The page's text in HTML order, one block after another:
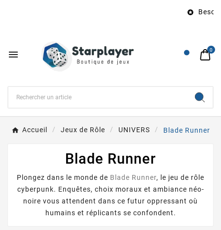
 Besoin
 0
Accueil Jeux de Rôle UNIVERS Blade Runner
Blade Runner
Plongez dans le monde de Blade Runner, le jeu de rôle
cyberpunk. Enquêtes, choix moraux et ambiance néo-
noire vous attendent dans ce futur oppressant où
humains et réplicants se confondent.